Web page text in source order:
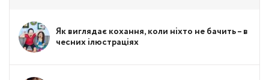
Як виглядає кохання, коли ніхто не бачить – в
чесних ілюстраціях